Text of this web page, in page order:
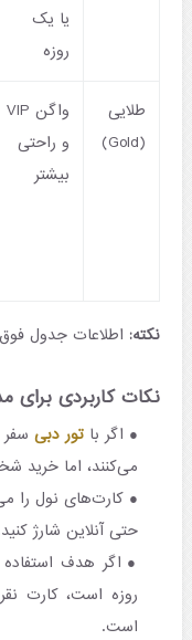
یا یک
روزه
طلایی
(Gold)
واگن VIP
و راحتی
بیشتر
نکته: اطلاعات جدول
نکات کاربردی برای
اگر باتور دبی سفر
می‌کنند، اما خرید
کارت‌های نول را
حتی آنلاین شارژ
اگر هدف
روزه است، کارت
است.